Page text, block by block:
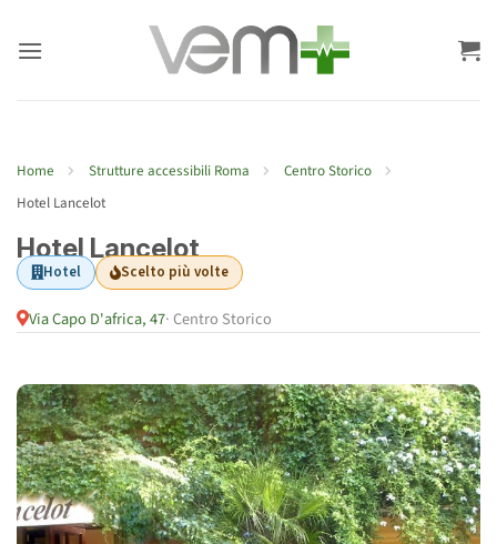
Home Strutture accessibili Roma
Centro Storico
Hotel Lancelot
Hotel Lancelot
Hotel Scelto più volte
Via Capo D'africa, 47· Centro Storico